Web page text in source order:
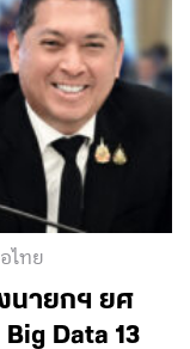
ไทย
นายกฯ ยศ
Data 13